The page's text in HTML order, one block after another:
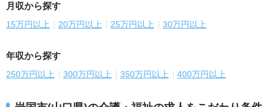
月収から探す
15万円以上 20万円以上 25万円以上 30万円以上
年収から探す
250万円以上 300万円以上 350万円以上 400万円以上